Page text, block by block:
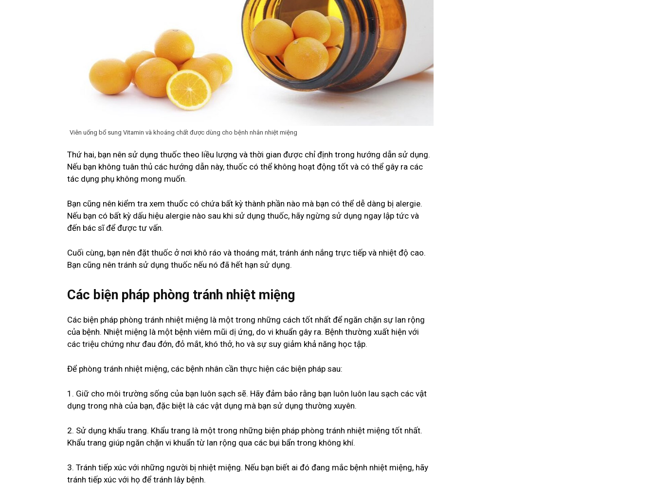
Viên uống bổ sung Vitamin và khoáng chất được dùng cho bệnh nhân nhiệt miệng
Thứ hai, bạn nên sử dụng thuốc theo liều lượng và thời gian được chỉ định trong hướng dẫn sử dụng.
Nếu bạn không tuân thủ các hướng dẫn này, thuốc có thể không hoạt động tốt và có thể gây ra các
tác dụng phụ không mong muốn.
Bạn cũng nên kiểm tra xem thuốc có chứa bất kỳ thành phần nào mà bạn có thể dễ dàng bị alergie.
Nếu bạn có bất kỳ dấu hiệu alergie nào sau khi sử dụng thuốc, hãy ngừng sử dụng ngay lập tức và
đến bác sĩ để được tư vấn.
Cuối cùng, bạn nên đặt thuốc ở nơi khô ráo và thoáng mát, tránh ánh nắng trực tiếp và nhiệt độ cao.
Bạn cũng nên tránh sử dụng thuốc nếu nó đã hết hạn sử dụng.
Các biện pháp phòng tránh nhiệt miệng
Các biện pháp phòng tránh nhiệt miệng là một trong những cách tốt nhất để ngăn chặn sự lan rộng
của bệnh. Nhiệt miệng là một bệnh viêm mũi dị ứng, do vi khuẩn gây ra. Bệnh thường xuất hiện với
các triệu chứng như đau đớn, đỏ mắt, khó thở, ho và sự suy giảm khả năng học tập.
Để phòng tránh nhiệt miệng, các bệnh nhân cần thực hiện các biện pháp sau:
1. Giữ cho môi trường sống của bạn luôn sạch sẽ. Hãy đảm bảo rằng bạn luôn luôn lau sạch các vật
dụng trong nhà của bạn, đặc biệt là các vật dụng mà bạn sử dụng thường xuyên.
2. Sử dụng khẩu trang. Khẩu trang là một trong những biện pháp phòng tránh nhiệt miệng tốt nhất.
Khẩu trang giúp ngăn chặn vi khuẩn từ lan rộng qua các bụi bẩn trong không khí.
3. Tránh tiếp xúc với những người bị nhiệt miệng. Nếu bạn biết ai đó đang mắc bệnh nhiệt miệng, hãy
tránh tiếp xúc với họ để tránh lây bệnh.